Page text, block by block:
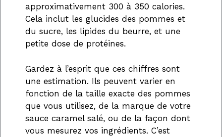
approximativement 300 à 350 calories.
Cela inclut les glucides des pommes et
du sucre, les lipides du beurre, et une
petite dose de protéines.
Gardez à l’esprit que ces chiffres sont
une estimation. Ils peuvent varier en
fonction de la taille exacte des pommes
que vous utilisez, de la marque de votre
sauce caramel salé, ou de la façon dont
vous mesurez vos ingrédients. C’est